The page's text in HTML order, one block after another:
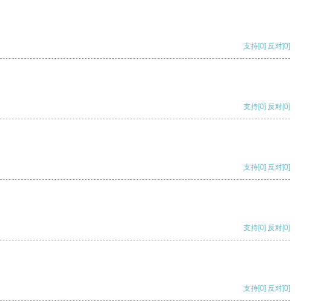
支持[0] 反对[0]
支持[0] 反对[0]
支持[0] 反对[0]
支持[0] 反对[0]
支持[0] 反对[0]